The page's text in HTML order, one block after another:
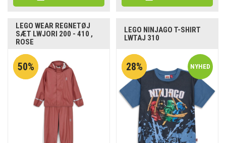
LEGO WEAR REGNETØJ
SÆT LWJORI 200 - 410 ,
ROSE
50%
LEGO NINJAGO T-SHIRT
LWTAJ 310
28%